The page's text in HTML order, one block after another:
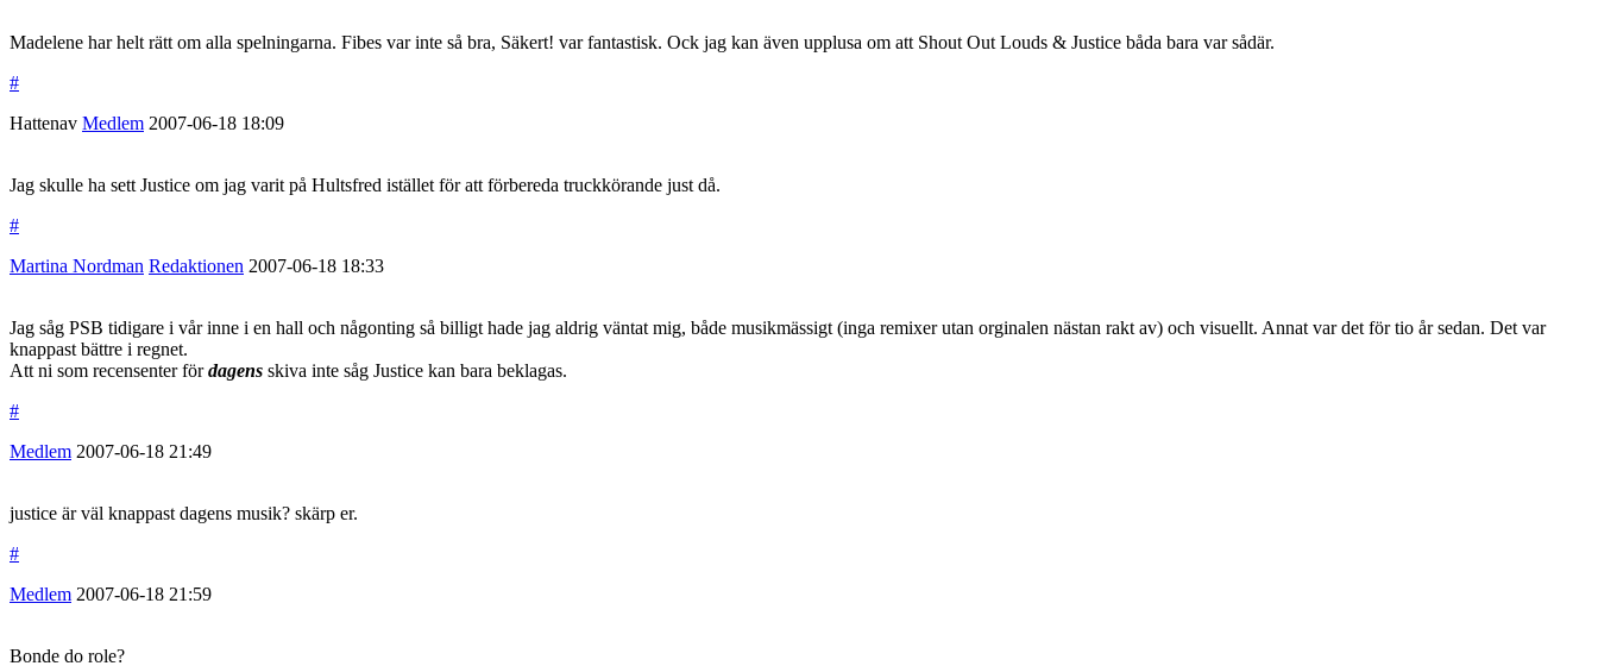
Madelene har helt rätt om alla spelningarna. Fibes var inte så bra, Säkert! var fantastisk. Ock jag kan även upplusa om att Shout Out Louds & Justice båda bara var sådär.
#
Hattenav Medlem 2007-06-18 18:09
Jag skulle ha sett Justice om jag varit på Hultsfred istället för att förbereda truckkörande just då.
#
Martina Nordman Redaktionen 2007-06-18 18:33
Jag såg PSB tidigare i vår inne i en hall och någonting så billigt hade jag aldrig väntat mig, både musikmässigt (inga remixer utan orginalen nästan rakt av) och visuellt. Annat var det för tio år sedan. Det var
knappast bättre i regnet.
Att ni som recensenter fördagens skiva inte såg Justice kan bara beklagas.
#
Medlem 2007-06-18 21:49
justice är väl knappast dagens musik? skärp er.
#
Medlem 2007-06-18 21:59
Bonde do role?